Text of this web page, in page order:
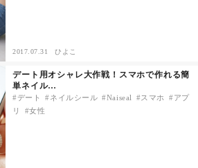
2017.07.31 ひよこ
デート用オシャレ大作戦！スマホで作れる簡
単ネイル…
デート ネイルシール Naiseal スマホ
アプ
リ
女性